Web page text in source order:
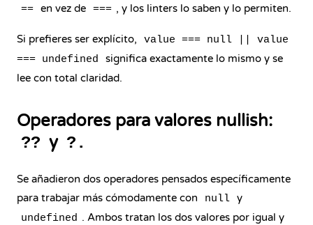
== en vez de === , y los linters lo saben y lo permiten.
Si prefieres ser explícito,
value === null || value
=== undefined
significa exactamente lo mismo y se
lee con total claridad.
Operadores para valores nullish:
?? y ?.
Se añadieron dos operadores pensados específicamente
para trabajar más cómodamente con
null y
undefined . Ambos tratan los dos valores por igual y